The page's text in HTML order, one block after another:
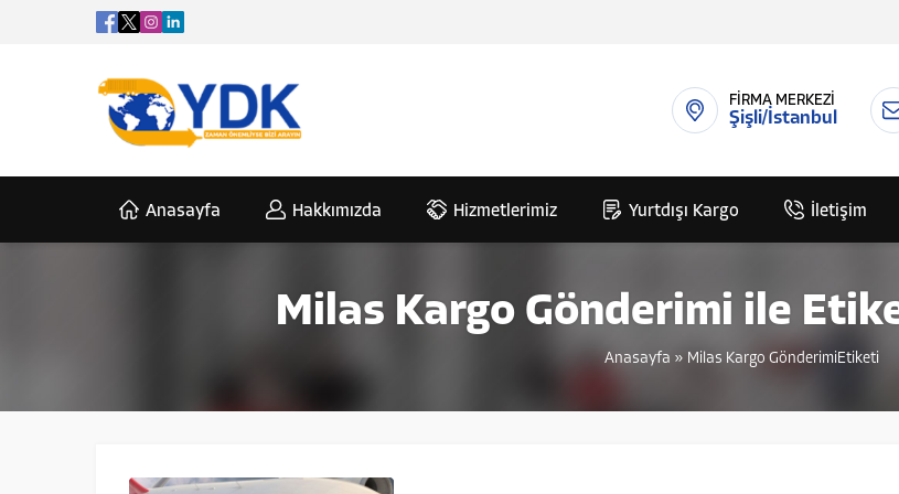
FİRMA MERKEZİ
Şişli/İstanbul
Anasayfa Hakkımızda Hizmetlerimiz Yurtdışı Kargo İletişim
Milas Kargo Gönderimi ile
Anasayfa » Milas Kargo GönderimiEtiketi